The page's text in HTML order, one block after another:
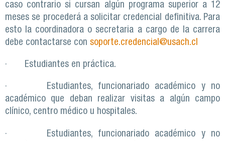
caso contrario si cursan algún programa superior a 12
meses se procederá a solicitar credencial definitiva. Para
esto la coordinadora o secretaria a cargo de la carrera
debe contactarse con soporte.credencial@usach.cl
· Estudiantes en práctica.
· Estudiantes, funcionariado académico y no
académico que deban realizar visitas a algún campo
clínico, centro médico u hospitales.
· Estudiantes, funcionariado académico y no